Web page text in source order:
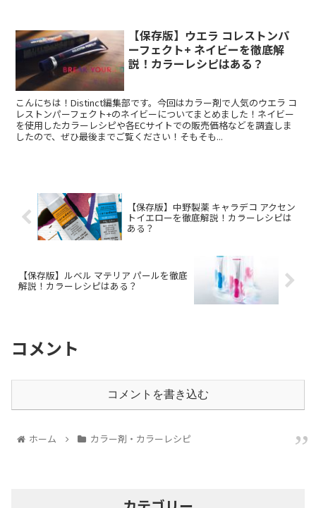
【保存版】ウエラ コレストンパ
ーフェクト+ ネイビーを徹底解
説！カラーレシピはある？
こんにちは！Distinct編集部です。今回はカラー剤で人気のウエラ コ
レストンパーフェクト+のネイビーについてまとめました！ネイビー
を使用したカラーレシピや各ECサイトでの販売価格などを調査しま
したので、ぜひ最後までご覧ください！そもそも...
【保存版】中野製薬 キャラデコ アクセン
トイエローを徹底解説！カラーレシピは
ある？
【保存版】ルベル マテリア パールを徹底
解説！カラーレシピはある？
コメント
コメントを書き込む
ホーム カラー剤・カラーレシピ